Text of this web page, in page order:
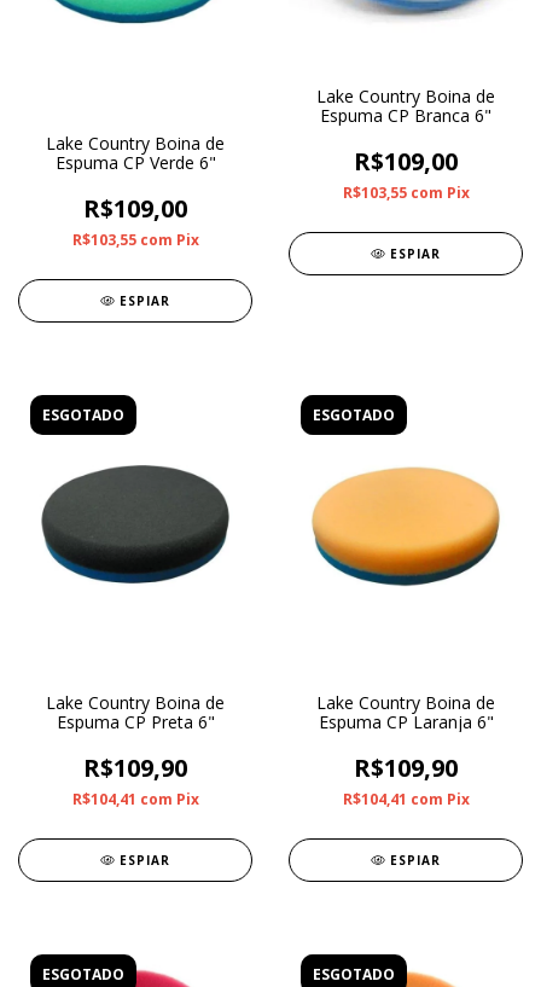
Lake Country Boina de
Espuma CP Verde 6"
R$109,00
R$103,55 com Pix
ESPIAR
Lake Country Boina de
Espuma CP Branca 6"
R$109,00
R$103,55 com Pix
ESPIAR
ESGOTADO
Lake Country Boina de
Espuma CP Preta 6"
R$109,90
R$104,41 com Pix
ESPIAR
ESGOTADO
Lake Country Boina de
Espuma CP Laranja 6"
R$109,90
R$104,41 com Pix
ESPIAR
ESGOTADO ESGOTADO